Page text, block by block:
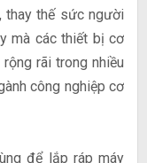
thay thế sức người
mà các thiết bị cơ
rãi trong nhiều
công nghiệp cơ
để lắp ráp máy